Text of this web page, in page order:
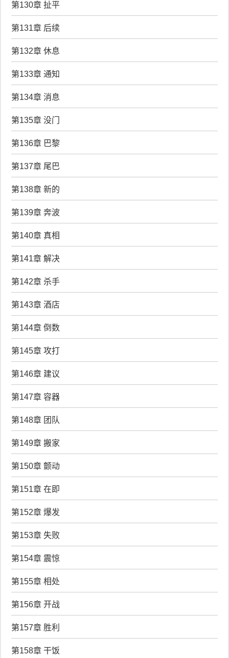
第130章 扯平
第131章 后续
第132章 休息
第133章 通知
第134章 消息
第135章 没门
第136章 巴黎
第137章 尾巴
第138章 新的
第139章 奔波
第140章 真相
第141章 解决
第142章 杀手
第143章 酒店
第144章 倒数
第145章 攻打
第146章 建议
第147章 容器
第148章 团队
第149章 搬家
第150章 颤动
第151章 在即
第152章 爆发
第153章 失败
第154章 震惊
第155章 相处
第156章 开战
第157章 胜利
第158章 干饭